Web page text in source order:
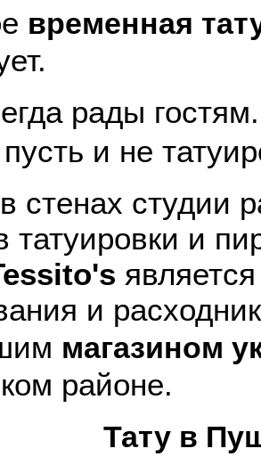
временная
рады
и не
стенах студии
татуировки и
и
магазином
районе.
Тату в